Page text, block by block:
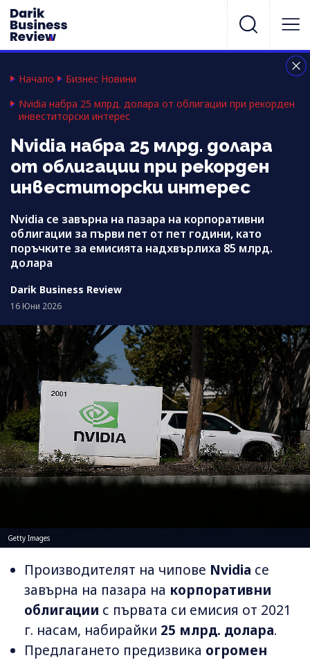
Начало
Бизнес Новини
Nvidia набра 25 млрд. долара от облигации при рекорден
инвеститорски интерес
Nvidia набра 25 млрд. долара
от облигации при рекорден
инвеститорски интерес
Nvidia се завърна на пазара на корпоративни
облигации за първи пет от пет години, като
поръчките за емисията надхвърлиха 85 млрд.
долара
Darik Business Review
16 Юни 2026
Getty Images
Производителят на чипове Nvidia се
завърна на пазара на корпоративни
облигации с първата си емисия от 2021
г. насам, набирайки 25 млрд. долара.
Предлагането предизвика огромен